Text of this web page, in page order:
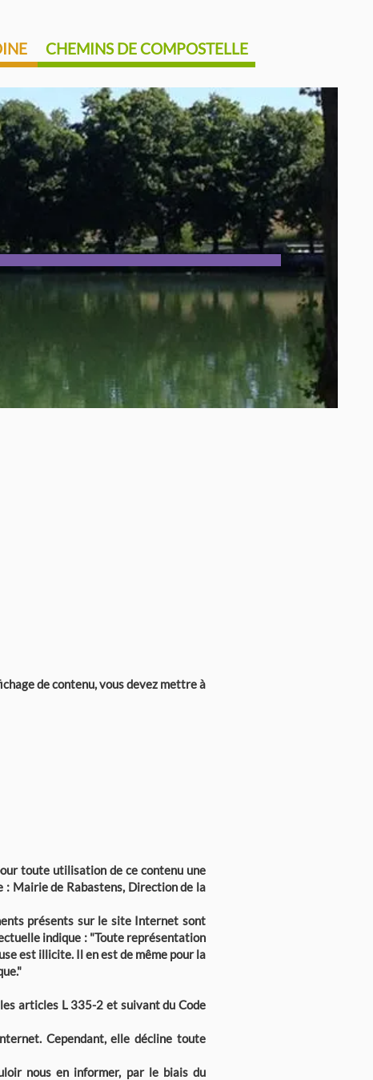
CHEMINS DE COMPOSTELLE
de contenu, vous devez mettre à
toute utilisation de ce contenu une
Mairie de Rabastens, Direction de la
présents sur le site Internet sont
indique : "Toute représentation
est illicite. Il en est de même pour la
articles L 335-2 et suivant du Code
Cependant, elle décline toute
nous en informer, par le biais du